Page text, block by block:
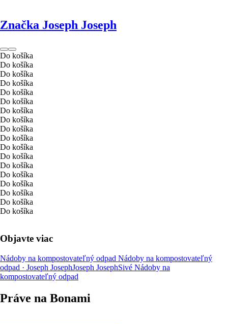
Značka Joseph Joseph
Do košíka
Do košíka
Do košíka
Do košíka
Do košíka
Do košíka
Do košíka
Do košíka
Do košíka
Do košíka
Do košíka
Do košíka
Do košíka
Do košíka
Do košíka
Do košíka
Do košíka
Do košíka
Objavte viac
Nádoby na kompostovateľný odpad Nádoby na kompostovateľný
odpad · Joseph JosephJoseph JosephSivé Nádoby na
kompostovateľný odpad
Práve na Bonami